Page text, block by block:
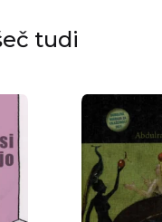
tudi